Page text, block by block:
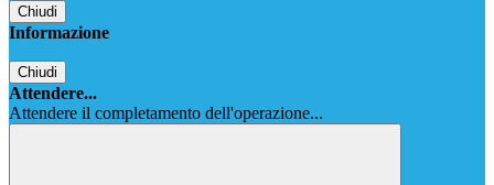
Chiudi
Informazione
Chiudi
Attendere...
Attendere il completamento dell'operazione...